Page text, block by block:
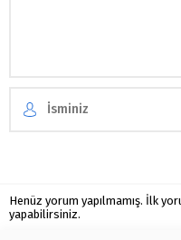
Henüz yorum yapılmamış. İlk
yapabilirsiniz.